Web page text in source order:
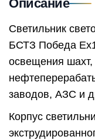
Описание
Светильник
БСТЗ Победа
освещения шахт,
заводов, АЗС и
Корпус